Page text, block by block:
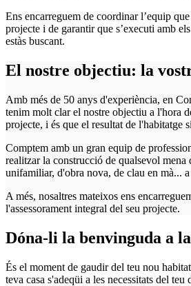
Ens encarreguem de coordinar l’equip
projecte i de garantir que s’executi amb
estàs buscant.
El nostre objectiu: la
Amb més de 50 anys d'experiència, en
tenim molt clar el nostre objectiu a l'hora
projecte, i és que el resultat de l'habitatge
Comptem amb un gran equip de
realitzar la construcció de qualsevol mena
unifamiliar, d'obra nova, de clau en mà...
A més, nosaltres mateixos ens
l'assessorament integral del seu projecte.
Dóna-li la benvinguda a
És el moment de gaudir del teu nou
teva casa s'adeqüi a les necessitats del teu